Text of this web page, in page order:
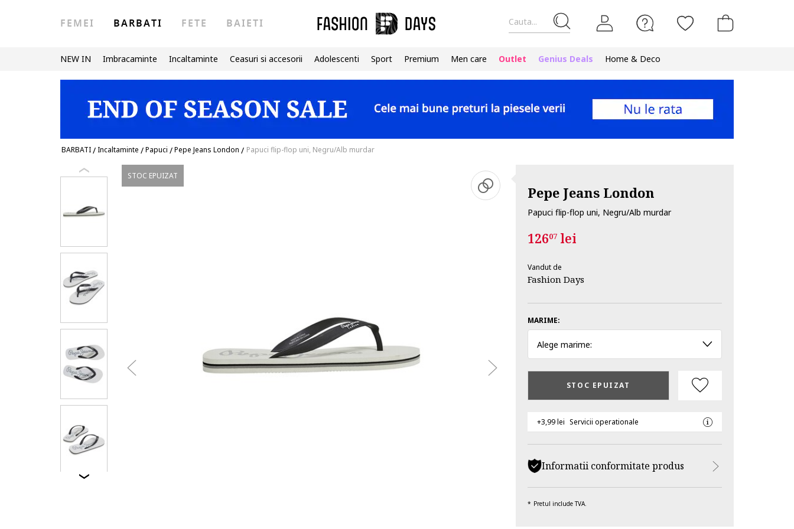
Cauta...
FEMEI BARBATI FETE BAIETI
NEW IN Imbracaminte Incaltaminte Ceasuri si accesorii Adolescenti Sport Premium Men care Outlet Genius Deals Home & Deco
BARBATI/Incaltaminte /Papuci /Pepe Jeans London / Papuci flip-flop uni, Negru/Alb murdar
STOC EPUIZAT
Pepe Jeans London
Papuci flip-flop uni, Negru/Alb murdar
12607lei
Vandut de
Fashion Days
MARIME:
Alege marime:
STOC EPUIZAT
+3,99 lei Servicii operationale
Informatii conformitate produs
Pretul include TVA.